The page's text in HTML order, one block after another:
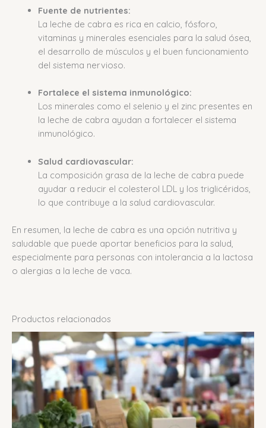
Fuente de nutrientes:
La leche de cabra es rica en calcio, fósforo,
vitaminas y minerales esenciales para la salud ósea,
el desarrollo de músculos y el buen funcionamiento
del sistema nervioso.
Fortalece el sistema inmunológico:
Los minerales como el selenio y el zinc presentes en
la leche de cabra ayudan a fortalecer el sistema
inmunológico.
Salud cardiovascular:
La composición grasa de la leche de cabra puede
ayudar a reducir el colesterol LDL y los triglicéridos,
lo que contribuye a la salud cardiovascular.
En resumen, la leche de cabra es una opción nutritiva y
saludable que puede aportar beneficios para la salud,
especialmente para personas con intolerancia a la lactosa
o alergias a la leche de vaca.
Productos relacionados